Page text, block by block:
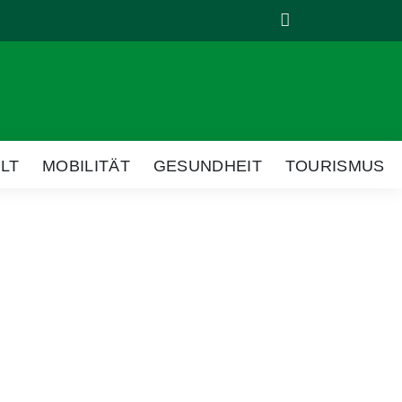
Suche
MOBILITÄT GESUNDHEIT TOURISMUS